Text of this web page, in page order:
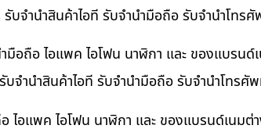
จำนำสินค้าไอที รับจำนำมือถือ รับจำนำโทร
อถือ ไอแพค ไอโฟน นาฬิกา และ ของแบรนด์
จำนำสินค้าไอที รับจำนำมือถือ รับจำนำโทรศั
ไอแพค ไอโฟน นาฬิกา และ ของแบรนด์เนมต่